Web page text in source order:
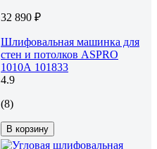
32 890 ₽
Шлифовальная машинка для
стен и потолков ASPRO
1010А 101833
4.9
(8)
В корзину